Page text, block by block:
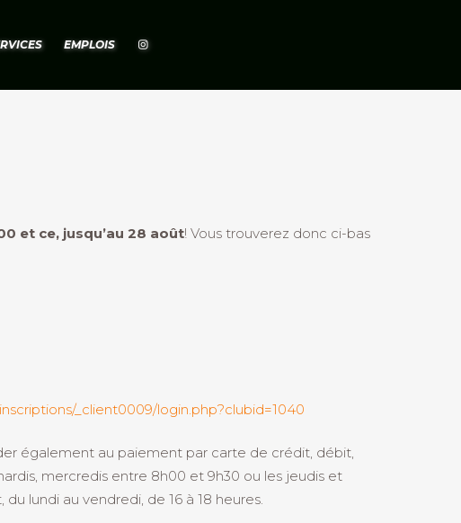
EMPLOIS
et ce, jusqu’au 28 août! Vous trouverez donc ci-bas
_client0009/login.php?clubid=1040
également au paiement par carte de crédit, débit,
mercredis entre 8h00 et 9h30 ou les jeudis et
lundi au vendredi, de 16 à 18 heures.